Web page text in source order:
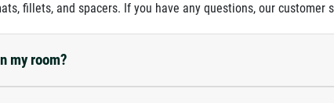
fillets, and spacers. If you have any questions, our
my room?